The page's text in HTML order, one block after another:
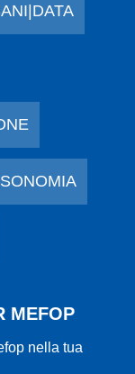
MEFOP
nella tua